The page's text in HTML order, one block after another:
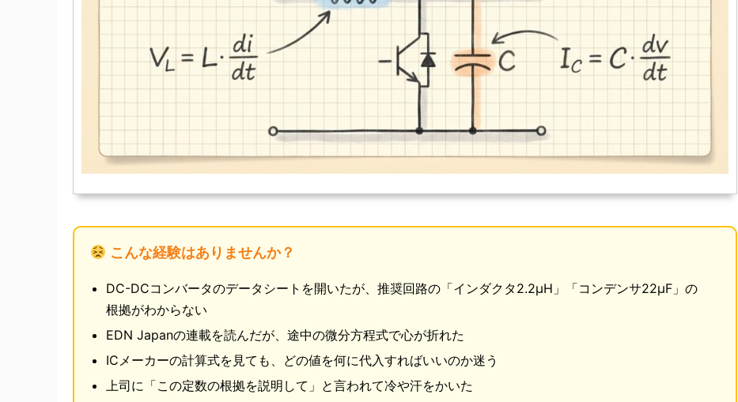
こんな経験はありませんか？
DC-DCコンバータのデータシートを開いたが、推奨回路の「インダクタ2.2μH」「コンデンサ22μF」の
根拠がわからない
EDN Japanの連載を読んだが、途中の微分方程式で心が折れた
ICメーカーの計算式を見ても、どの値を何に代入すればいいのか迷う
上司に「この定数の根拠を説明して」と言われて冷や汗をかいた